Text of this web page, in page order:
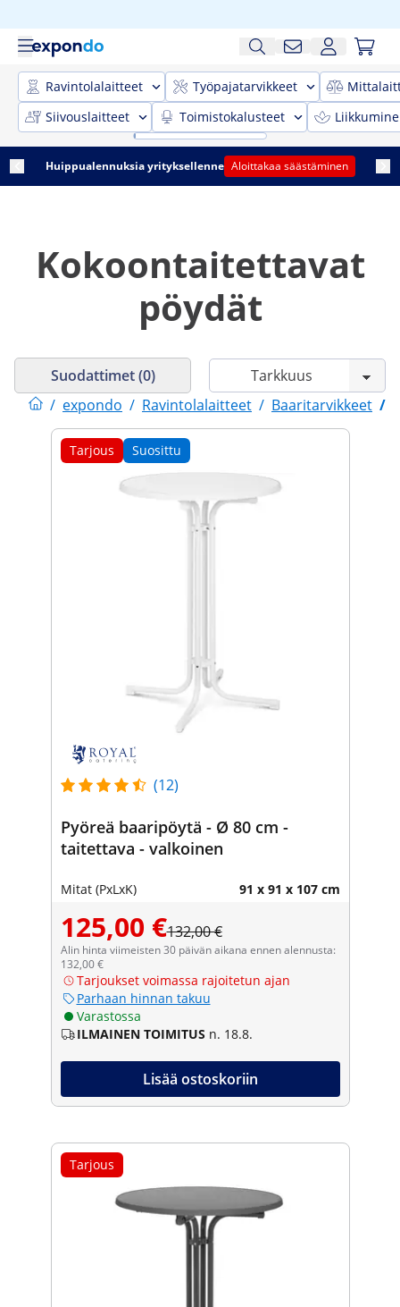
Ravintolalaitteet Työpajatarvikkeet
Siivouslaitteet
Toimistokalusteet
Huippualennuksia yrityksellenne Aloittakaa säästäminen
Kokoontaitettavat
pöydät
/ expondo / Ravintolalaitteet / Baaritarvikkeet /
Suodattimet (0)
Tarjous Suosittu
(12)
Pyöreä baaripöytä - Ø 80 cm -
taitettava - valkoinen
Mitat (PxLxK) 91 x 91 x 107 cm
125,00 €132,00 €
Alin hinta viimeisten 30 päivän aikana ennen alennusta:
132,00 €
Tarjoukset voimassa rajoitetun ajan
Parhaan hinnan takuu
Varastossa
ILMAINEN TOIMITUS n. 18.8.
Lisää ostoskoriin
Tarjous